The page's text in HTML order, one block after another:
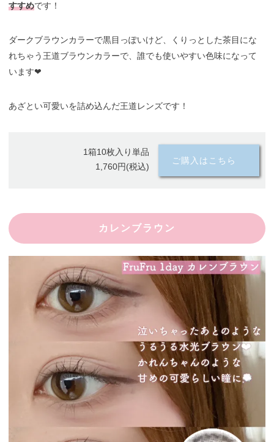
すすめです！
ダークブラウンカラーで黒目っぽいけど、くりっとした茶目にな
れちゃう王道ブラウンカラーで、誰でも使いやすい色味になって
います❤︎
あざとい可愛いを詰め込んだ王道レンズです！
1箱10枚入り単品
1,760円(税込)
ご購入はこちら
カレンブラウン